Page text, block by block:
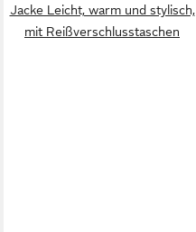
Jacke Leicht, warm und stylisch,
mit Reißverschlusstaschen